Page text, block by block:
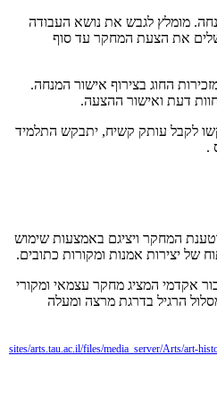
מומלץ לגבש את נושא העבודה
את הצעת המחקר עד סוף
החוג בצירוף אישור המנחה.
דעת ואישור ההצעה.
לקבל עותק קשיח, יתבקש התלמיד
.
המחקר ויציגם באמצעות שימוש
של יצירות אמנות ומקורות כתובים.
אקדמי המציג מחקר עצמאי ומקורי
הרגיל בדרגת מרצה ומעלה
sites/arts.tau.ac.il/files/media_server/Arts/art-